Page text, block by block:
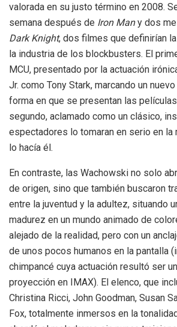
valorada en su justo término en 2008.
semana después de Iron Many dos
Dark Knight, dos filmes que definirían
la industria de los blockbusters. El
MCU, presentado por la actuación
Jr. como Tony Stark, marcando un
forma en que se presentan las películas
segundo, aclamado como un clásico,
espectadores lo tomaran en serio en la
lo hacía él.
En contraste, las Wachowski no solo
de origen, sino que también buscaron
entre la juventud y la adultez, situando
madurez en un mundo animado de
alejado de la realidad, pero con un
de unos pocos humanos en la pantalla
chimpancé cuya actuación resultó ser
proyección en IMAX). El elenco, que
Christina Ricci, John Goodman, Susan
Fox, totalmente inmersos en la